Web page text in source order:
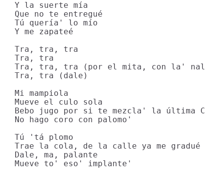
Y la suerte mía
Que no te entregué
Tú quería' lo mío
Y me zapateé
Tra, tra, tra
Tra, tra
Tra, tra, tra (por el mita, con la'
Tra, tra (dale)
Mi mampiola
Mueve el culo sola
Bebo jugo por si te mezcla' la última
No hago coro con palomo'
Tú 'tá plomo
Trae la cola, de la calle ya me gradué y
Dale, ma, palante
Mueve to' eso' implante'